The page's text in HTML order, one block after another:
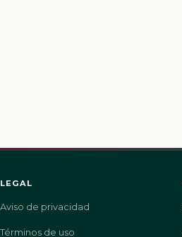
LEGAL
Aviso de privacidad
Términos de uso